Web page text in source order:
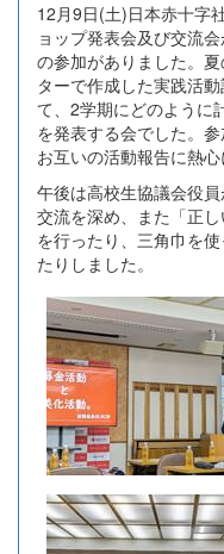
12月9日(土)日本赤十字
ョップ発表会及び交流
の参加がありました。
ターで作成した実践活
て、2学期にどのように
を発表する会でした。
お互いの活動報告に熱心
午後は高校生協議会役
交流を深め、また「正
を行ったり、三角巾を
たりしました。